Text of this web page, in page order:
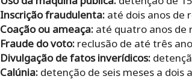
Inscrição fraudulenta: até dois anos de
Coação ou ameaça: até quatro anos de
Fraude do voto: reclusão de até três
Divulgação de fatos inverídicos:
Calúnia: detenção de seis meses a dois